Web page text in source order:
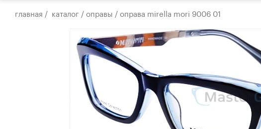
главная / каталог /оправы /оправа mirella mori 9006 01